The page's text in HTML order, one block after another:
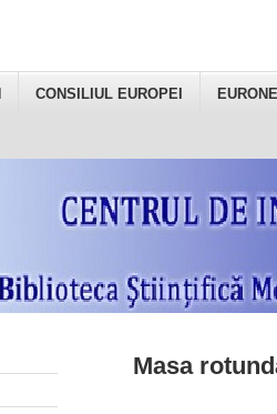
CONSILIUL EUROPEI
Masa